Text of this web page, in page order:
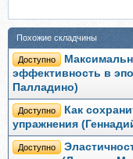
Похожие складчины
Доступно
эффективность в
Палладино)
Доступно
Как
упражнения
Доступно